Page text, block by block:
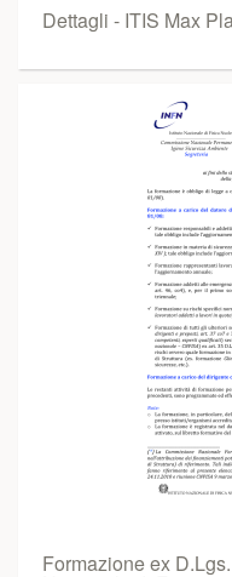
Dettagli - ITIS Max
Formazione ex